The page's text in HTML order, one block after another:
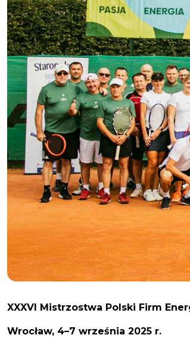
XXXVI Mistrzostwa Polski Firm
Wrocław, 4–7 września 2025 r.